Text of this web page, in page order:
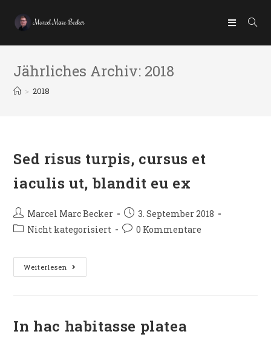
Jährliches Archiv: 2018
> 2018
Sed risus turpis, cursus et
iaculis ut, blandit eu ex
Marcel Marc Becker
3. September 2018
Nicht kategorisiert
0 Kommentare
Weiterlesen
In hac habitasse platea